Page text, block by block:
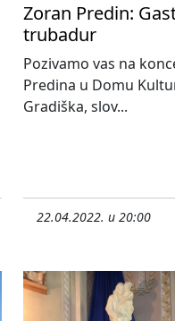
Zoran Predin:
trubadur
Pozivamo vas na
Predina u Domu
Gradiška, slov...
22.04.2022. u 20:00